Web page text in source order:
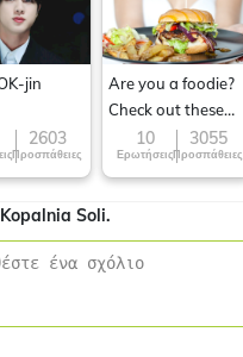
jin
2603
Προσπάθειες
Are you a foodie?
Check out these
Famous cuisines
around the World
10
Ερωτήσεις
3055
Προσπάθειες
Soli.